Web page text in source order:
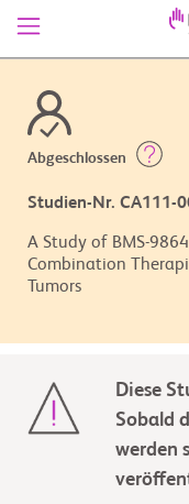
Abgeschlossen
Studien-Nr.
A Study of BMS-
Combination
Tumors
Diese
Sobald
werden